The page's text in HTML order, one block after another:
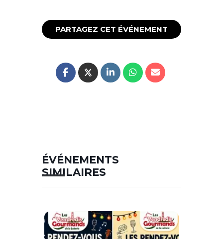
PARTAGEZ CET ÉVÉNEMENT
ÉVÉNEMENTS
SIMILAIRES